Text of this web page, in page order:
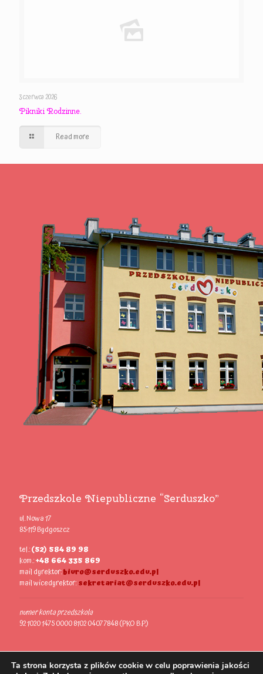
3 czerwca 2026
Pikniki Rodzinne.
Read more
Przedszkole Niepubliczne “Serduszko”
ul. Nowa 17
85-119 Bydgoszcz
tel.:(52) 584 89 98
kom.:+48 664 335 869
mail dyrektor:biuro@serduszko.edu.pl
mail wicedyrektor:sekretariat@serduszko.edu.pl
numer konta przedszkola
92 1020 1475 0000 8102 0407 7848 (PKO B.P.)
Ta strona korzysta z plików cookie w celu poprawienia jakości